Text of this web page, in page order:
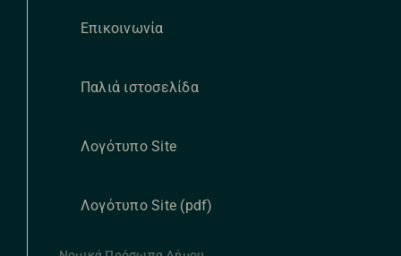
Επικοινωνία
Παλιά ιστοσελίδα
Λογότυπο Site
Λογότυπο Site (pdf)